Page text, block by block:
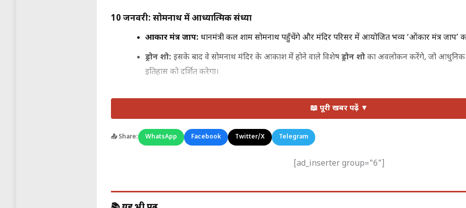
10 जनवरी: सोमनाथ में आध्यात्मिक संध्या
ओंकार मंत्र जाप: प्रधानमंत्री कल शाम सोमनाथ पहुँचेंगे और मंदिर परिसर में आयोजित भव्य ‘ओंकार मंत्र जाप’
ड्रोन शो: इसके बाद वे सोमनाथ मंदिर के आकाश में होने वाले विशेषड्रोन शोका अवलोकन करेंगे, जो
इतिहास को प्रदर्शित करेगा।
11 जनवरी: शौर्य यात्रा, राजकोट और मेट्रो का तोहफा
रविवार का दिन प्रधानमंत्री के लिए अत्यंत व्यस्त रहेगा:
शौर्य यात्रा: सुबह पीएम मोदी उन वीर योद्धाओं के सम्मान में निकाली जाने वाली ‘शौर्य यात्रा’ (Shaurya
रक्षा के लिए अपने प्राण न्यौछावर किए। इसमें 108 घोड़ों का एक भव्य जुलूस शामिल होगा।+1
गजनी के आक्रमण के 1,000 वर्ष होने और मंदिर के पुनरुद्धार के 75 वर्ष (अमृत महोत्सव) के उपलक्ष्य में मनाया
📖 पूरी खबर पढ़ें ▼
📤 Share: WhatsApp Facebook Twitter/X Telegram
[ad_inserter group="6"]